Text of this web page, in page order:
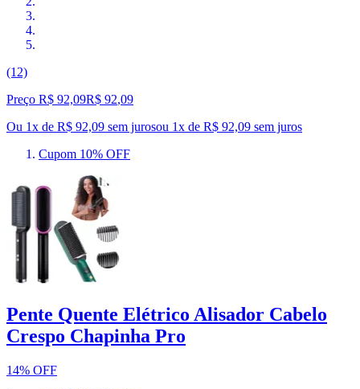
(12)
Preço R$ 92,09R$ 92,09
Ou 1x de R$ 92,09 sem jurosou 1x de R$ 92,09 sem juros
Cupom 10% OFF
Pente Quente Elétrico Alisador Cabelo
Crespo Chapinha Pro
14% OFF